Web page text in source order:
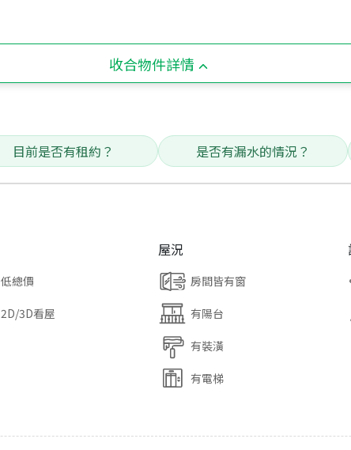
收合物件詳情
目前是否有租約？ 是否有漏水的情況？
低總價
2D/3D看屋
屋況
房間皆有窗
有陽台
有裝潢
有電梯